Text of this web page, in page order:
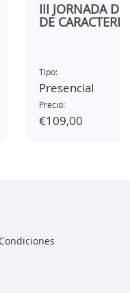
III JORNADA DE
DE
Tipo:
Presencial
Precio:
€109,00